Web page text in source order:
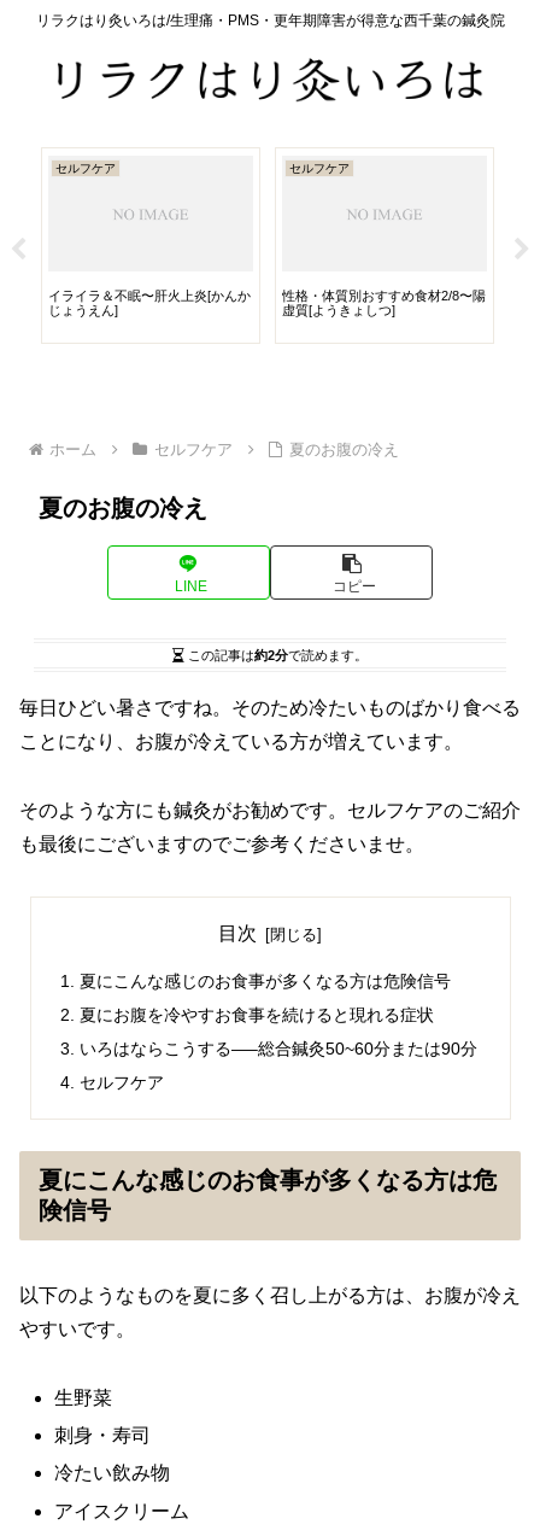
リラクはり灸いろは/生理痛・PMS・更年期障害が得意な西千葉の鍼灸院
セルフケア
イライラ＆不眠〜肝火上炎[かんか
じょうえん]
セルフケア
性格・体質別おすすめ食材2/8〜陽
虚質[ようきょしつ]
ホーム セルフケア 夏のお腹の冷え
夏のお腹の冷え
LINE コピー
この記事は約2分で読めます。
毎日ひどい暑さですね。そのため冷たいものばかり食べる
ことになり、お腹が冷えている方が増えています。
そのような方にも鍼灸がお勧めです。セルフケアのご紹介
も最後にございますのでご参考くださいませ。
目次
夏にこんな感じのお食事が多くなる方は危険信号
夏にお腹を冷やすお食事を続けると現れる症状
いろはならこうする—–総合鍼灸50~60分または90分
セルフケア
夏にこんな感じのお食事が多くなる方は危
険信号
以下のようなものを夏に多く召し上がる方は、お腹が冷え
やすいです。
生野菜
刺身・寿司
冷たい飲み物
アイスクリーム